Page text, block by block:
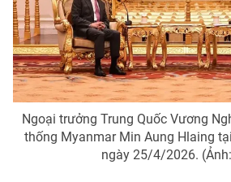
Hậu trường
Nhân vật
Khán giả
Giải sao mai
Điện ảnh
Âm nhạc
Sao
Đời sống
Du lịch
Làm đẹp
Chất lượng cuộc sống
Giáo dục
Tuyển sinh
Học trực tuyến
Công nghệ
Hitech Công nghệ tương lai
Ngoại trưởng Trung Quốc Vương
thống Myanmar Min Aung Hlaing
ngày 25/4/2026.